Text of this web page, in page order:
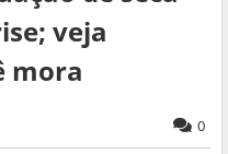
veja
mora
0